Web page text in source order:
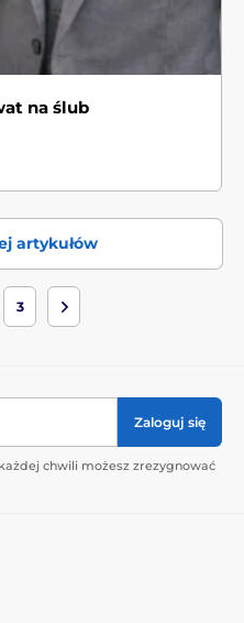
na ślub
artykułów
3
Zaloguj się
chwili możesz zrezygnować